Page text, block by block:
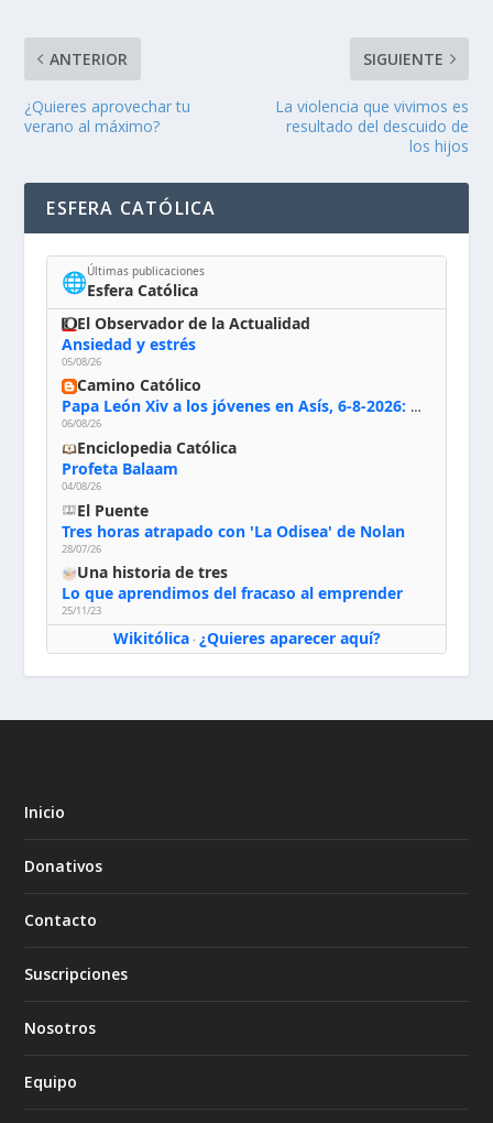
ANTERIOR
¿Quieres aprovechar tu
verano al máximo?
SIGUIENTE
La violencia que vivimos es
resultado del descuido de
los hijos
ESFERA CATÓLICA
🌐Últimas publicaciones
Esfera Católica
El Observador de la Actualidad
Ansiedad y estrés
05/08/26
Camino Católico
Papa León Xiv a los jóvenes en Asís, 6-8-2026: «De san Francisco aprendan la radicalidad evangélica: no los vuelve ciegos ni violentos, sino sensibles, atentos, siempre en el seguimiento de Jesús, humildes y acogiendo a todos»
06/08/26
Enciclopedia Católica
Profeta Balaam
04/08/26
El Puente
Tres horas atrapado con 'La Odisea' de Nolan
28/07/26
Una historia de tres
Lo que aprendimos del fracaso al emprender
25/11/23
Wikitólica· ¿Quieres aparecer aquí?
Inicio
Donativos
Contacto
Suscripciones
Nosotros
Equipo